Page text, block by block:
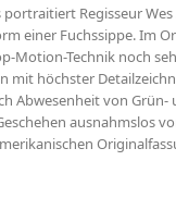
Regisseur
einer Fuchssippe. Im
Motion-Technik noch
mit höchster
Abwesenheit von Grün-
ausnahmslos